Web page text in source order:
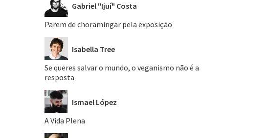
Gabriel "Ijuí" Costa
Parem de choramingar pela exposição
Isabella Tree
Se queres salvar o mundo, o veganismo não é a
resposta
Ismael López
A Vida Plena